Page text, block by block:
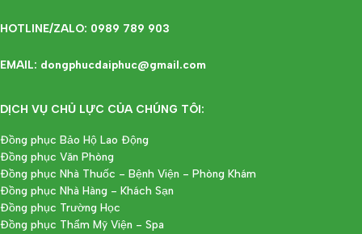
HOTLINE/ZALO: 0989 789 903
EMAIL: dongphucdaiphuc@gmail.com
DỊCH VỤ CHỦ LỰC CỦA CHÚNG TÔI:
Đồng phục Bảo Hộ Lao Động
Đồng phục Văn Phòng
Đồng phục Nhà Thuốc - Bệnh Viện - Phòng Khám
Đồng phục Nhà Hàng - Khách Sạn
Đồng phục Trường Học
Đồng phục Thẩm Mỹ Viện - Spa